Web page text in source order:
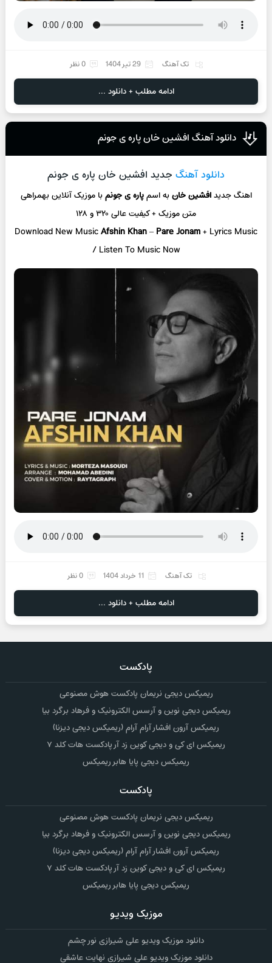
تک آهنگ 29 تیر 1404 0 نظر
ادامه مطلب + دانلود ...
دانلود آهنگ افشین خان پاره ی جونم
دانلود آهنگ جدید افشین خان پاره ی جونم
اهنگ جدیدافشین خانبه اسمپاره ی جونمبا موزیک آنلاینبهمراهی
متن موزیک + کیفیت عالی ۳۲۰ و ۱۲۸
Download New MusicAfshin Khan– Pare Jonam+ Lyrics Music
/ Listen To Music Now
تک آهنگ 11 خرداد 1404 0 نظر
ادامه مطلب + دانلود ...
پادکست
ریمیکس دیجی نریمان پادکست هوش مصنوعی
ریمیکس دیجی نوین و آرسس الکترونیک و فرهاد برگرد بیا
ریمیکس آرون افشار آرام آرام (ریمیکس دیجی دیزنا)
ریمیکس ای کی و دیجی کوین زد آر پادکست هات کلد ۷
ریمیکس دیجی پایا هابر ریمیکس
پادکست
ریمیکس دیجی نریمان پادکست هوش مصنوعی
ریمیکس دیجی نوین و آرسس الکترونیک و فرهاد برگرد بیا
ریمیکس آرون افشار آرام آرام (ریمیکس دیجی دیزنا)
ریمیکس ای کی و دیجی کوین زد آر پادکست هات کلد ۷
ریمیکس دیجی پایا هابر ریمیکس
موزیک ویدیو
دانلود موزیک ویدیو علی شیرازی نور چشم
دانلود موزیک ویدیو علی شیرازی نهایت عاشقی